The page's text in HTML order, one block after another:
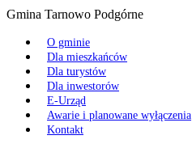
Gmina Tarnowo Podgórne
O gminie
Dla mieszkańców
Dla turystów
Dla inwestorów
E-Urząd
Awarie i planowane wyłączenia
Kontakt